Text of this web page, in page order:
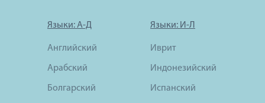
Языки: А-Д
Английский
Арабский
Болгарский
Языки: И-Л
Иврит
Индонезийский
Испанский